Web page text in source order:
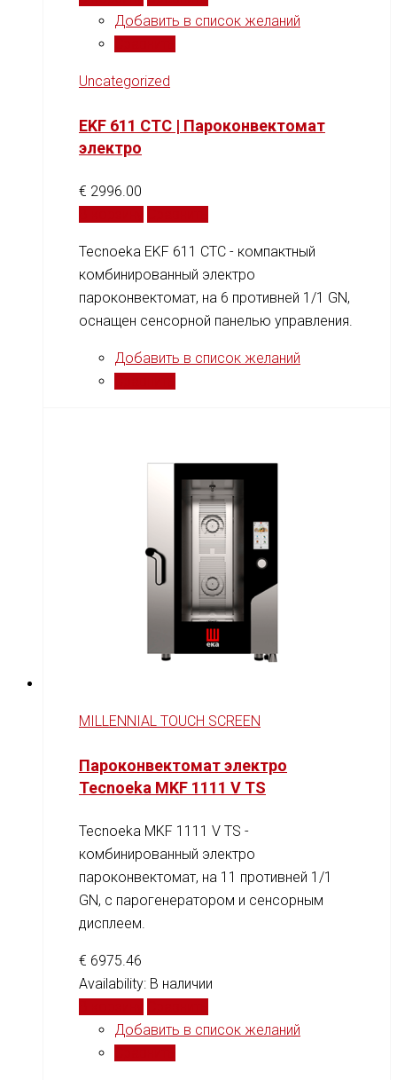
Добавить в список желаний
Uncategorized
EKF 611 CTC | Пароконвектомат
электро
€ 2996.00
Tecnoeka EKF 611 CTC - компактный
комбинированный электро
пароконвектомат, на 6 противней 1/1 GN,
оснащен сенсорной панелью управления.
Добавить в список желаний
MILLENNIAL TOUCH SCREEN
Пароконвектомат электро
Tecnoeka MKF 1111 V TS
Tecnoeka MKF 1111 V TS -
комбинированный электро
пароконвектомат, на 11 противней 1/1
GN, c парогенератором и сенсорным
дисплеем.
€ 6975.46
Availability: В наличии
Добавить в список желаний